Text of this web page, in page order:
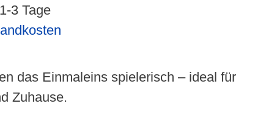
3 Tage
das Einmaleins spielerisch – ideal für
Zuhause.